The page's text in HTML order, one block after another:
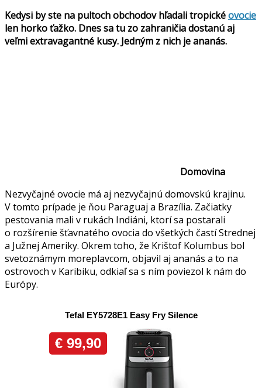
Kedysi by ste na pultoch obchodov hľadali tropickéovocie
len horko ťažko. Dnes sa tu zo zahraničia dostanú aj
veľmi extravagantné kusy. Jedným z nich je ananás.
Domovina
Nezvyčajné ovocie má aj nezvyčajnú domovskú krajinu.
V tomto prípade je ňou Paraguaj a Brazília. Začiatky
pestovania mali v rukách Indiáni, ktorí sa postarali
o rozšírenie šťavnatého ovocia do všetkých častí Strednej
a Južnej Ameriky. Okrem toho, že Krištof Kolumbus bol
svetoznámym moreplavcom, objavil aj ananás a to na
ostrovoch v Karibiku, odkiaľ sa s ním poviezol k nám do
Európy.